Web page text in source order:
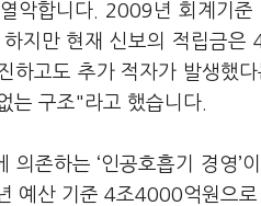
악합니다. 2009년 회계기
지만 현재 신보의 적립금
하고도 추가 적자가 발생했
는 구조"라고 했습니다.
의존하는 ‘인공호흡기 경영
예산 기준 4조4000억원으